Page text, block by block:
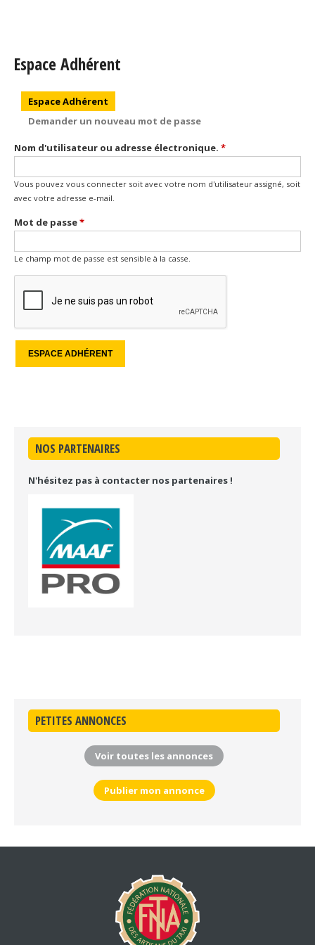
Espace Adhérent
Onglets principaux
Espace Adhérent
Demander un nouveau mot de passe
Nom d'utilisateur ou adresse électronique. *
Vous pouvez vous connecter soit avec votre nom d'utilisateur assigné, soit
avec votre adresse e-mail.
Mot de passe*
Le champ mot de passe est sensible à la casse.
NOS PARTENAIRES
N'hésitez pas à contacter nos partenaires !
PETITES ANNONCES
Voir toutes les annonces
Publier mon annonce